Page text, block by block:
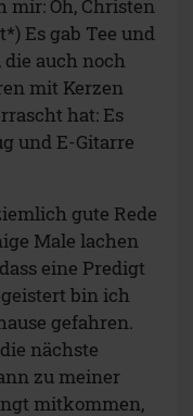
mir: Oh, Christen
Es gab Tee und
auch noch
mit Kerzen
hat: Es
und E-Gitarre
gute Rede
Male lachen
eine Predigt
bin ich
gefahren.
nächste
zu meiner
mitkommen,